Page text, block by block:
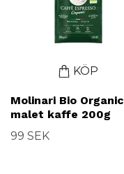
KÖP
Molinari Bio Organic
malet kaffe 200g
99 SEK